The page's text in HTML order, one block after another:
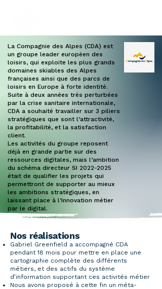
La Compagnie des Alpes (CDA) est
un groupe leader européen des
loisirs, qui exploite les plus grands
domaines skiables des Alpes
françaises ainsi que des parcs de
loisirs en Europe à forte identité.
Suite à deux années très perturbées
par la crise sanitaire internationale,
CDA a souhaité travailler sur 3 piliers
stratégiques que sont l’attractivité,
la profitabilité, et la satisfaction
client.
Les activités du groupe reposent
déjà en grande partie sur des
ressources digitales, mais l’ambition
du schéma directeur SI 2022-2025
était de qualifier les projets qui
permettront de supporter au mieux
les ambitions stratégiques, en
laissant place à l’innovation métier
par le digital.
Nos réalisations
Gabriel Greenfield a accompagné CDA
pendant 18 mois pour mettre en place une
cartographie complète des différents
métiers, et des actifs du système
d’information supportant ces activités métier
Nous avons proposé à cette fin un méta-